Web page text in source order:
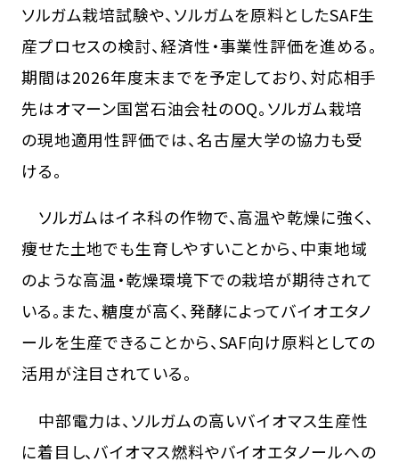
ソルガム栽培試験や、ソルガムを原料としたSAF生
産プロセスの検討、経済性・事業性評価を進める。
期間は2026年度末までを予定しており、対応相手
先はオマーン国営石油会社のOQ。ソルガム栽培
の現地適用性評価では、名古屋大学の協力も受
ける。
ソルガムはイネ科の作物で、高温や乾燥に強く、
痩せた土地でも生育しやすいことから、中東地域
のような高温・乾燥環境下での栽培が期待されて
いる。また、糖度が高く、発酵によってバイオエタノ
ールを生産できることから、SAF向け原料としての
活用が注目されている。
中部電力は、ソルガムの高いバイオマス生産性
に着目し、バイオマス燃料やバイオエタノールへの